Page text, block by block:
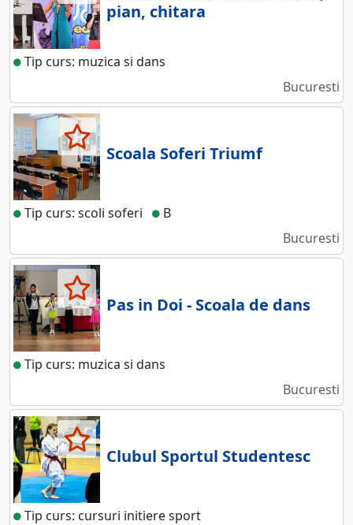
pian, chitara
Tip curs: muzica si dans
Bucuresti
Scoala Soferi Triumf
Tip curs: scoli soferi
B
Bucuresti
Pas in Doi - Scoala de dans
Tip curs: muzica si dans
Bucuresti
Clubul Sportul Studentesc
Tip curs: cursuri initiere sport